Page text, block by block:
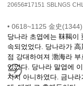
20656#17151 SBLNGS
• 0618~1125 金史(1344)
당나라 초엽에는 靺鞨이
속되었었다. 당나라가
점 강대하여져 渤海라
있었다. 당나라 말엽에
지지 아니하였다. 금나